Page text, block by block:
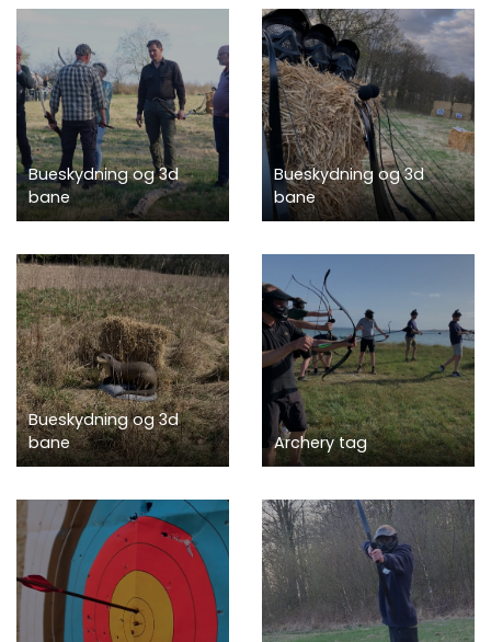
Bueskydning og 3d
bane
Bueskydning og 3d
bane
Bueskydning og 3d
bane
Archery tag